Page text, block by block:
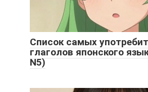
Список самых
глаголов японского
N5)